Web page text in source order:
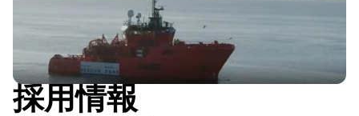
採用情報